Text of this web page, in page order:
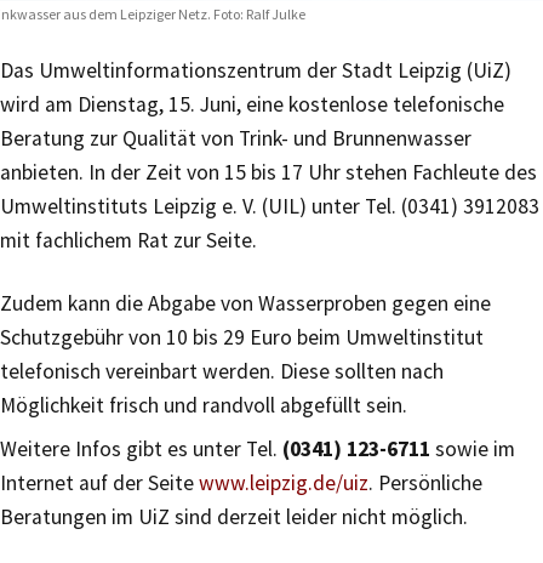
aus dem Leipziger Netz. Foto: Ralf Julke
Das Umweltinformationszentrum der Stadt Leipzig (UiZ)
wird am Dienstag, 15. Juni, eine kostenlose telefonische
Beratung zur Qualität von Trink- und Brunnenwasser
anbieten. In der Zeit von 15 bis 17 Uhr stehen Fachleute des
Umweltinstituts Leipzig e. V. (UIL) unter Tel. (0341) 3912083
mit fachlichem Rat zur Seite.
Zudem kann die Abgabe von Wasserproben gegen eine
Schutzgebühr von 10 bis 29 Euro beim Umweltinstitut
telefonisch vereinbart werden. Diese sollten nach
Möglichkeit frisch und randvoll abgefüllt sein.
Weitere Infos gibt es unter Tel. (0341) 123-6711 sowie im
Internet auf der Seitewww.leipzig.de/uiz. Persönliche
Beratungen im UiZ sind derzeit leider nicht möglich.